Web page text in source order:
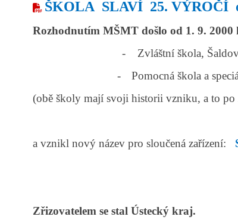
ŠKOLA SLAVÍ 25. VÝROČÍ
Rozhodnutím MŠMT došlo od 1. 9. 2000
-
Zvláštní škola,
-
Pomocná škola a
(obě školy mají svoji historii vzniku, a to po
a vznikl nový název pro sloučená zařízení:
Zřizovatelem se stal Ústecký kraj.